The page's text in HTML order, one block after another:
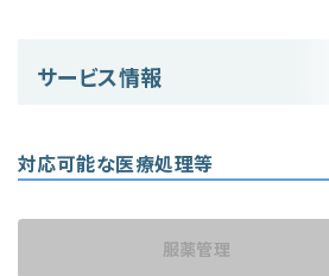
サービス情報
対応可能な医療処理等
服薬管理